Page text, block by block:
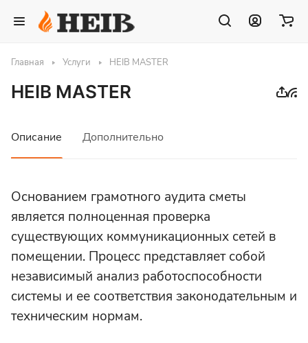
Главная Услуги HEIB MASTER
HEIB MASTER
Описание Дополнительно
Основанием грамотного аудита сметы
является полноценная проверка
существующих коммуникационных сетей в
помещении. Процесс представляет собой
независимый анализ работоспособности
системы и ее соответствия законодательным и
техническим нормам.